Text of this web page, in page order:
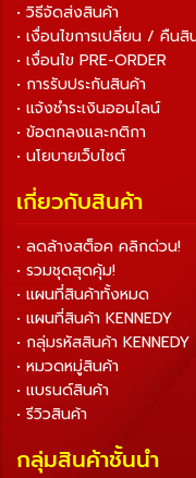
• วิธีจัดส่งสินค้า
• เงื่อนไขการเปลี่ยน / คืนสิ
• เงื่อนไข PRE-ORDER
• การรับประกันสินค้า
• แจ้งชำระเงินออนไลน์
• ข้อตกลงและกติกา
• นโยบายเว็บไซต์
เกี่ยวกับสินค้า
• ลดล้างสต็อค คลิกด่วน!
• รวมชุดสุดคุ้ม!
• แผนที่สินค้าทั้งหมด
• แผนที่สินค้า KENNEDY
• กลุ่มรหัสสินค้า KENNEDY
• หมวดหมู่สินค้า
• แบรนด์สินค้า
• รีวิวสินค้า
กลุ่มสินค้าชั้นนำ